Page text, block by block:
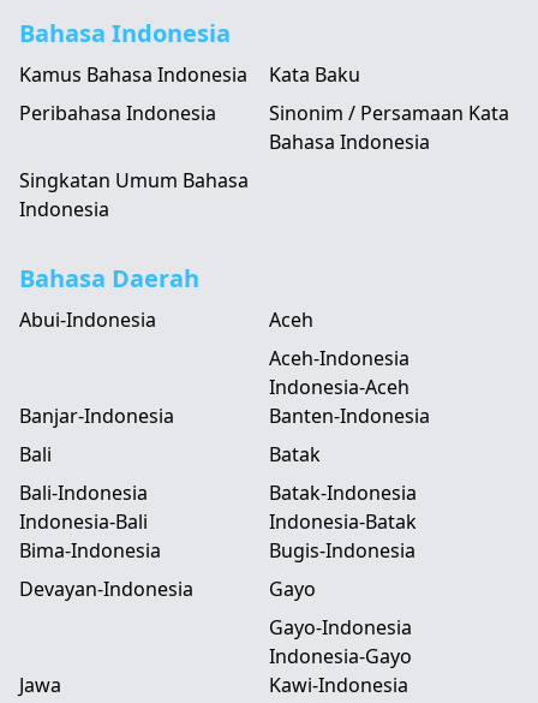
Bahasa Indonesia
Kamus Bahasa Indonesia
Kata Baku
Peribahasa Indonesia
Sinonim / Persamaan Kata
Bahasa Indonesia
Singkatan Umum Bahasa
Indonesia
Bahasa Daerah
Abui-Indonesia
Aceh
Aceh-Indonesia
Indonesia-Aceh
Banjar-Indonesia
Banten-Indonesia
Bali
Bali-Indonesia
Indonesia-Bali
Batak
Batak-Indonesia
Indonesia-Batak
Bima-Indonesia
Bugis-Indonesia
Devayan-Indonesia
Gayo
Gayo-Indonesia
Indonesia-Gayo
Jawa
Kawi-Indonesia